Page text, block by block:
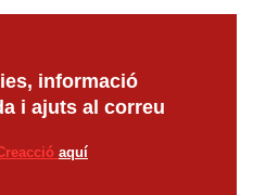
informació
i ajuts al correu
aquí